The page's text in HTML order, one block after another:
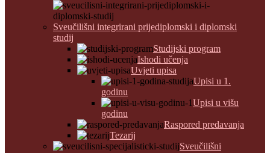
Sveučilišni integrirani prijediplomski i diplomski
studij
Studijski program
Ishodi učenja
Uvjeti upisa
Upisi u 1.
godinu
Upisi u višu
godinu
Raspored predavanja
Tezarij
Sveučilišni